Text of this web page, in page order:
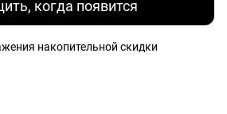
когда появится
накопительной скидки